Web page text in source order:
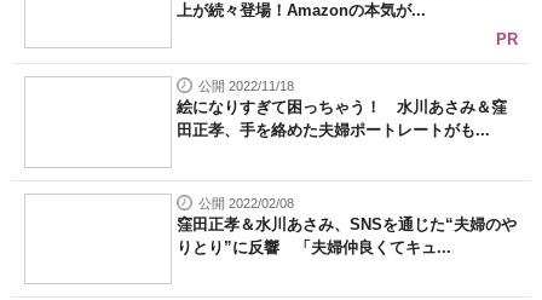
上が続々登場！Amazonの本気が...
PR
公開 2022/11/18
絵になりすぎて困っちゃう！ 水川あさみ＆窪
田正孝、手を絡めた夫婦ポートレートがも...
公開 2022/02/08
窪田正孝＆水川あさみ、SNSを通じた“夫婦のや
りとり”に反響 「夫婦仲良くてキュ...